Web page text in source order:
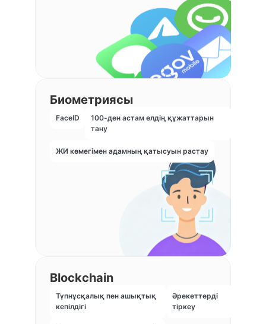
Биометриясы
FaceID
100-ден астам елдің құжаттарын
тану
ЖИ көмегімен адамның қатысуын растау
Blockchain
Түпнұсқалық пен ашықтық
кепілдігі
Әрекеттерді
тіркеу